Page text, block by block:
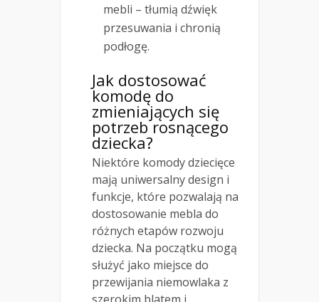
mebli – tłumią dźwięk
przesuwania i chronią
podłogę.
Jak dostosować
komodę do
zmieniających się
potrzeb rosnącego
dziecka?
Niektóre komody dziecięce
mają uniwersalny design i
funkcje, które pozwalają na
dostosowanie mebla do
różnych etapów rozwoju
dziecka. Na początku mogą
służyć jako miejsce do
przewijania niemowlaka z